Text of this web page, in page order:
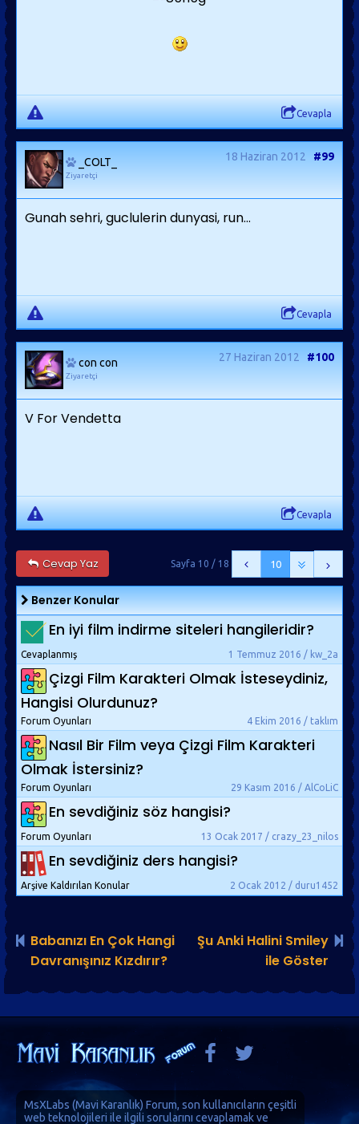
Cevapla
_COLT_
Ziyaretçi
18 Haziran 2012 #99
Gunah sehri, guclulerin dunyasi, run...
Cevapla
con con
Ziyaretçi
27 Haziran 2012 #100
V For Vendetta
Cevapla
Cevap Yaz 10
Sayfa 10 / 18
Benzer Konular
En iyi film indirme siteleri hangileridir?
1 Temmuz 2016 / kw_2a
Cevaplanmış
Çizgi Film Karakteri Olmak İsteseydiniz,
Hangisi Olurdunuz?
4 Ekim 2016 / taklım
Forum Oyunları
Nasıl Bir Film veya Çizgi Film Karakteri
Olmak İstersiniz?
29 Kasım 2016 / AlCoLiC
Forum Oyunları
En sevdiğiniz söz hangisi?
13 Ocak 2017 / crazy_23_nilos
Forum Oyunları
En sevdiğiniz ders hangisi?
2 Ocak 2012 / duru1452
Arşive Kaldırılan Konular
Babanızı En Çok Hangi
Davranışınız Kızdırır?
Şu Anki Halini Smiley
ile Göster
MsXLabs (Mavi Karanlık) Forum, son kullanıcıların çeşitli
web teknolojileri ile ilgili sorularını cevaplamak ve